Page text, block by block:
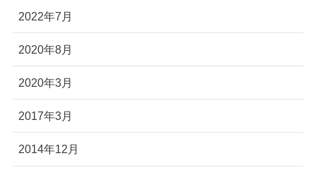
2022年7月
2020年8月
2020年3月
2017年3月
2014年12月